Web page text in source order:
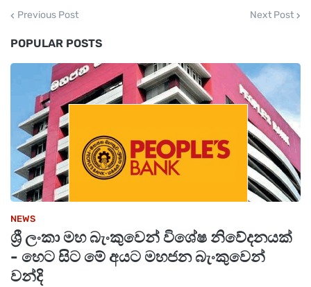
Previous Post Next Post
POPULAR POSTS
NEWS
ශ්‍රී ලංකා මහ බැංකුවෙන් විශේෂ නිවේදනයක්
- හෙට සිට මේ අයට මහජන බැංකුවෙන්
වන්දි